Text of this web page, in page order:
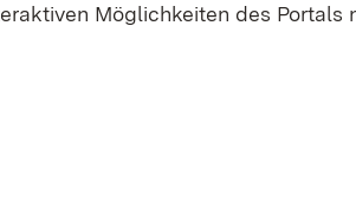
Möglichkeiten des Portals